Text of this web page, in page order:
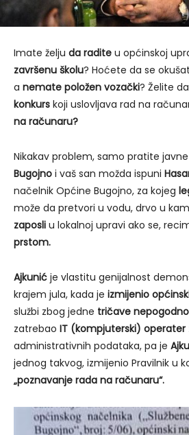
Imate želju da radite u općinskoj
završenu školu? Hoćete da se
a nemate položen vozački? Želite
konkurs koji uslovljava rad na
na računaru?
Nikakav problem, samo pratite
Bugojno i vaš san možda ispuni
načelnik Općine Bugojno, za kojeg
može da pretvori u vodu, drvo u
zaposli u lokalnoj upravi ako se,
prstom.
Ajkunić je vlastitu genijalnost
krajem jula, kada je izmijenio
službi zbog jedne tričave
zatrebao IT (kompjuterski) operater
administrativnih podataka, pa je
jednog takvog, izmijenio Pravilnik u
„poznavanje rada na računaru“.